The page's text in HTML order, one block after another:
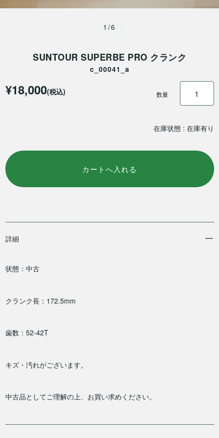
1/6
SUNTOUR SUPERBE PRO クランク
c_00041_a
在庫状態 : 在庫有り
¥18,000(税込) 数量
詳細
状態：中古
クランク長：172.5mm
歯数：52-42T
キズ・汚れがございます。
中古品としてご理解の上、お買い求めください。